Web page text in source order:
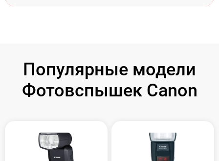
Популярные модели
Фотовспышек Canon